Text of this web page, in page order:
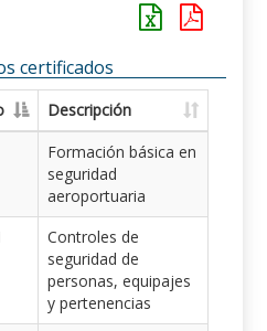
certificados
Descripción
Formación básica en
seguridad
aeroportuaria
Controles de
seguridad de
personas, equipajes
y pertenencias